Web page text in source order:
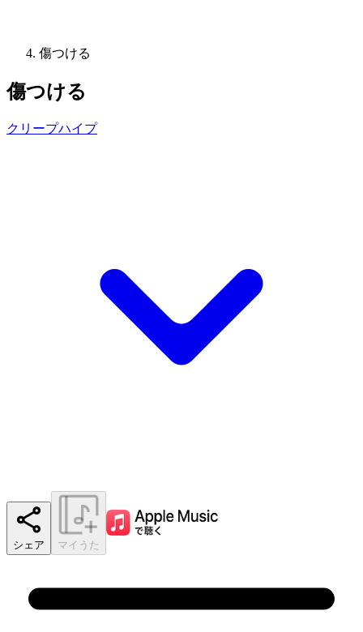
傷つける
傷つける
クリープハイプ
シェア マイうた